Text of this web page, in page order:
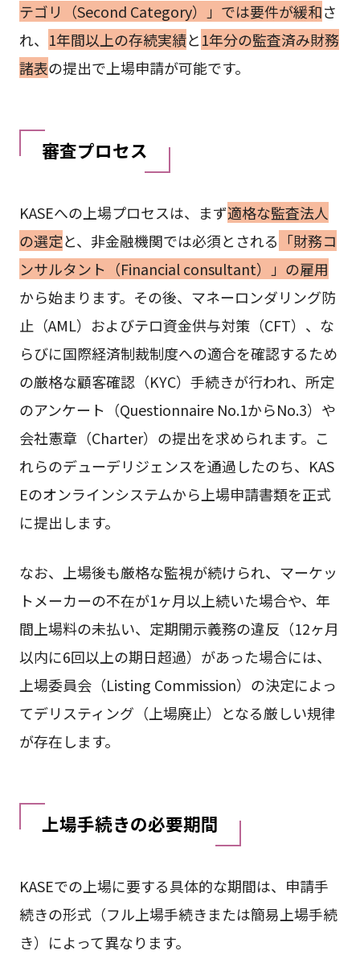
テゴリ（Second Category）」では要件が緩和さ
れ、 1年間以上の存続実績と1年分の監査済み財務
諸表の提出で上場申請が可能です。
審査プロセス
KASEへの上場プロセスは、まず適格な監査法人
の選定と、非金融機関では必須とされる 「財務コ
ンサルタント（Financial consultant）」の雇用
から始まります。その後、マネーロンダリング防
止（AML）およびテロ資金供与対策（CFT）、な
らびに国際経済制裁制度への適合を確認するため
の厳格な顧客確認（KYC）手続きが行われ、所定
のアンケート（Questionnaire No.1からNo.3）や
会社憲章（Charter）の提出を求められます。こ
れらのデューデリジェンスを通過したのち、KAS
Eのオンラインシステムから上場申請書類を正式
に提出します。
なお、上場後も厳格な監視が続けられ、マーケッ
トメーカーの不在が1ヶ月以上続いた場合や、年
間上場料の未払い、定期開示義務の違反（12ヶ月
以内に6回以上の期日超過）があった場合には、
上場委員会（Listing Commission）の決定によっ
てデリスティング（上場廃止）となる厳しい規律
が存在します。
上場手続きの必要期間
KASEでの上場に要する具体的な期間は、申請手
続きの形式（フル上場手続きまたは簡易上場手続
き）によって異なります。